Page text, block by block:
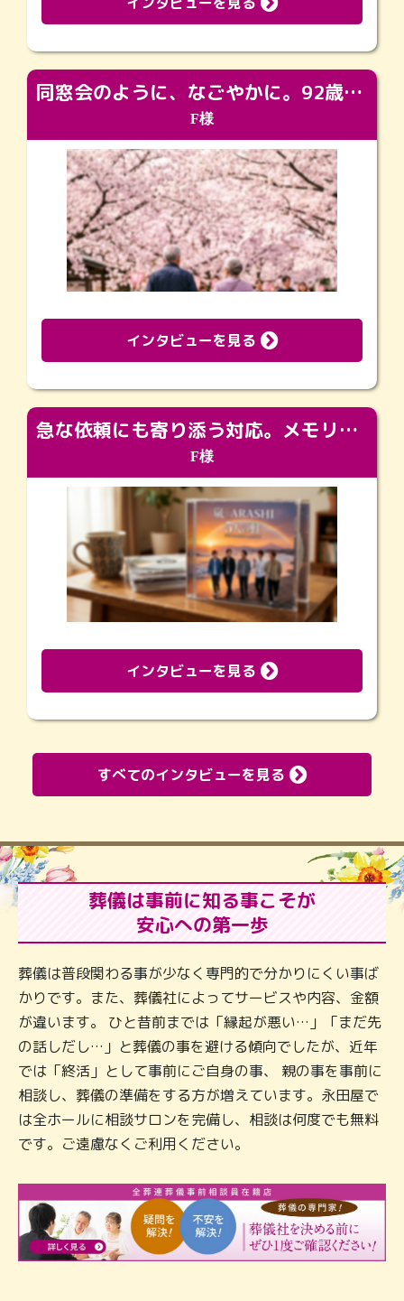
同窓会のように、なごやかに。92歳の旅立ちを彩った、再会と感謝の場
F様
インタビューを見る
急な依頼にも寄り添う対応。メモリアルコーナーで振り返る大切な日々
F様
インタビューを見る
すべてのインタビューを見る
葬儀は事前に知る事こそが
安心への第一歩
葬儀は普段関わる事が少なく専門的で分かりにくい事ば
かりです。また、葬儀社によってサービスや内容、金額
が違います。 ひと昔前までは「縁起が悪い…」「まだ先
の話しだし…」と葬儀の事を避ける傾向でしたが、近年
では「終活」として事前にご自身の事、 親の事を事前に
相談し、葬儀の準備をする方が増えています。永田屋で
は全ホールに相談サロンを完備し、相談は何度でも無料
です。ご遠慮なくご利用ください。